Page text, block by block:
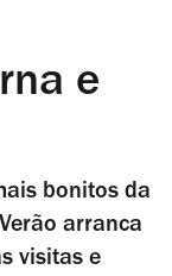
e
bonitos da
arranca
visitas e